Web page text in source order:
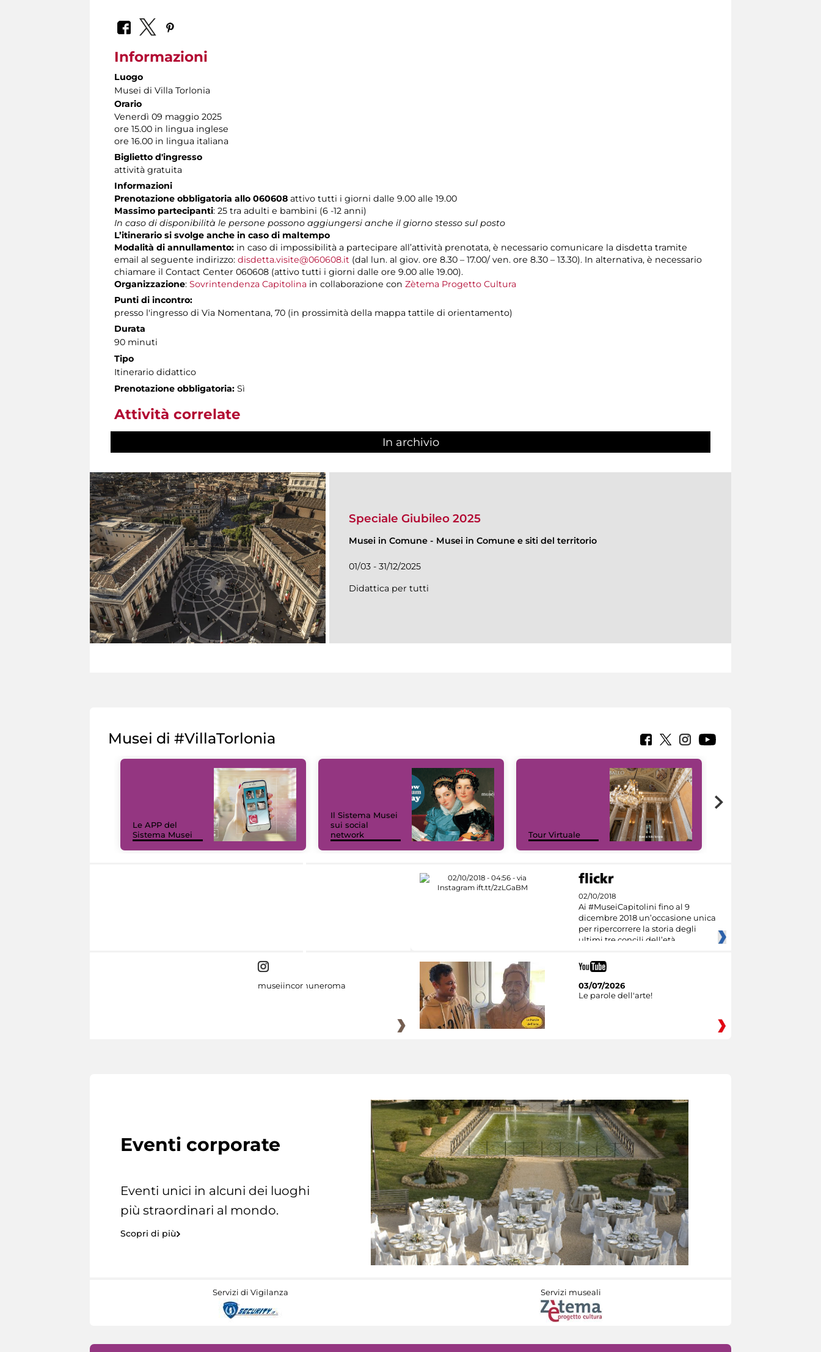
Informazioni
Luogo
Musei di Villa Torlonia
Orario
Venerdì 09 maggio 2025
ore 15.00 in lingua inglese
ore 16.00 in lingua italiana
Biglietto d'ingresso
attività gratuita
Informazioni
Prenotazione obbligatoria allo 060608 attivo tutti i giorni dalle 9.00 alle 19.00
Massimo partecipanti: 25 tra adulti e bambini (6 -12 anni)
In caso di disponibilità le persone possono aggiungersi anche il giorno stesso sul posto
L’itinerario si svolge anche in caso di maltempo
Modalità di annullamento: in caso di impossibilità a partecipare all’attività prenotata, è necessario comunicare la disdetta tramite
email al seguente indirizzo: disdetta.visite@060608.it (dal lun. al giov. ore 8.30 – 17.00/ ven. ore 8.30 – 13.30). In alternativa, è necessario
chiamare il Contact Center 060608 (attivo tutti i giorni dalle ore 9.00 alle 19.00).
Organizzazione: Sovrintendenza Capitolina in collaborazione con Zètema Progetto Cultura
Punti di incontro:
presso l'ingresso di Via Nomentana, 70 (in prossimità della mappa tattile di orientamento)
Durata
90 minuti
Tipo
Itinerario didattico
Prenotazione obbligatoria: Sì
Attività correlate
In archivio
Speciale Giubileo 2025
Musei in Comune - Musei in Comune e siti del territorio
01/03 - 31/12/2025
Didattica per tutti
Musei di #VillaTorlonia
Le APP del
Sistema Musei
Il Sistema Musei
sui social
network
Tour Virtuale
02/10/2018
Ai #MuseiCapitolini fino al 9
dicembre 2018 un’occasione unica
per ripercorrere la storia degli
ultimi tre concili dell’età
museiincomuneroma
03/07/2026
Le parole dell'arte!
Eventi corporate
Eventi unici in alcuni dei luoghi
più straordinari al mondo.
Scopri di più
Servizi di Vigilanza Servizi museali